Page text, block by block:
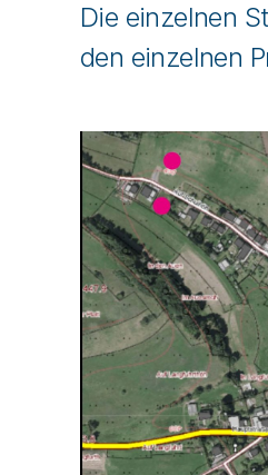
Die einzelnen
den einzelnen